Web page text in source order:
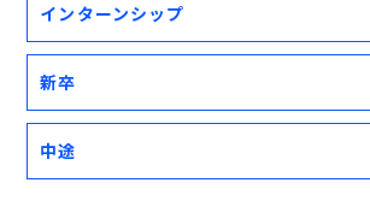
インターンシップ
新卒
中途